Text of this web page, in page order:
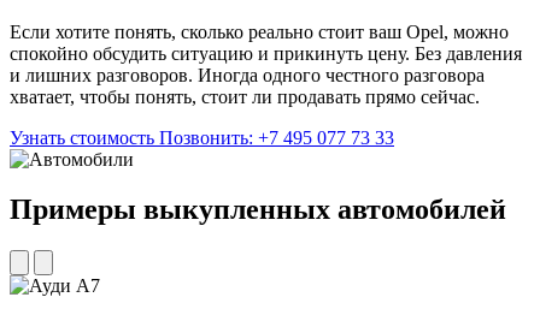
Если хотите понять, сколько реально стоит ваш Opel, можно
спокойно обсудить ситуацию и прикинуть цену. Без давления
и лишних разговоров. Иногда одного честного разговора
хватает, чтобы понять, стоит ли продавать прямо сейчас.
Узнать стоимость Позвонить: +7 495 077 73 33
Примеры выкупленных автомобилей